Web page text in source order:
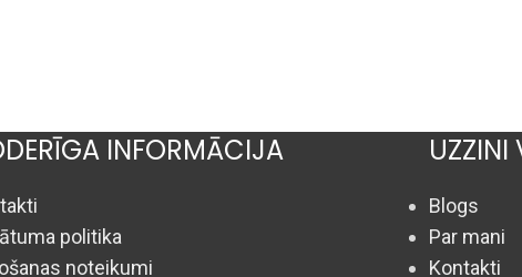
INFORMĀCIJA
politika
noteikumi
UZZINI
Blogs
Par mani
Kontakti